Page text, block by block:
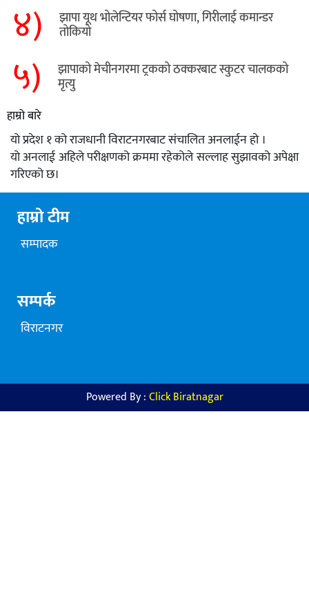
४)
झापा यूथ भोलेन्टियर फोर्स घोषणा, गिरीलाई कमान्डर
तोकियो
५) ​झापाको मेचीनगरमा ट्रकको ठक्करबाट स्कुटर चालकको
मृत्यु
हाम्रो बारे
यो प्रदेश १ को राजधानी विराटनगरबाट संचालित अनलाईन हो ।
यो अनलाई अहिले परीक्षणको क्रममा रहेकोले सल्लाह सुझावको अपेक्षा
गरिएको छ।
हाम्रो टीम
सम्पादक
सम्पर्क
विराटनगर
Powered By :Click Biratnagar